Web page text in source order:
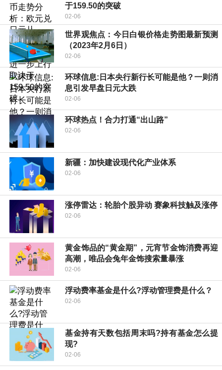
于159.50的突破
02-06
世界观焦点：今日白银价格走势图最新预测
（2023年2月6日）
02-06
环球信息:日本央行新行长可能是他？一则消
息引发早盘日元大跌
02-06
环球热点！合力打通“出山路”
02-06
新疆：加快建设现代化产业体系
02-06
涨停雷达：轮胎个股异动 赛象科技触及涨停
02-06
黄金饰品的“黄金期”，元宵节金饰消费再迎
高潮，唯品会兔年金饰搜索量暴涨
02-06
浮动费率基金是什么?浮动管理费是什么？
02-06
基金持有天数包括周末吗?持有基金怎么提
现?
02-06